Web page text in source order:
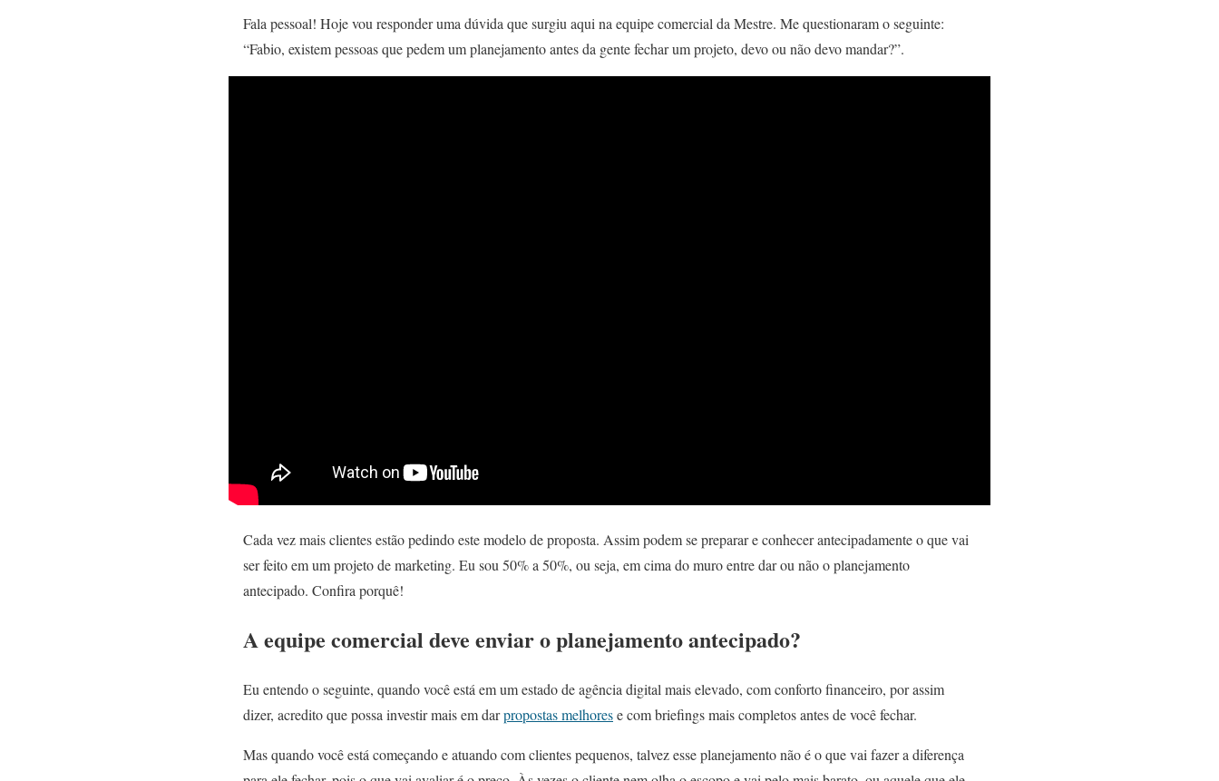
Fala pessoal! Hoje vou responder uma dúvida que surgiu aqui na equipe comercial da Mestre. Me questionaram o seguinte:
“Fabio, existem pessoas que pedem um planejamento antes da gente fechar um projeto, devo ou não devo mandar?”.
Cada vez mais clientes estão pedindo este modelo de proposta. Assim podem se preparar e conhecer antecipadamente o que vai
ser feito em um projeto de marketing. Eu sou 50% a 50%, ou seja, em cima do muro entre dar ou não o planejamento
antecipado. Confira porquê!
A equipe comercial deve enviar o planejamento antecipado?
Eu entendo o seguinte, quando você está em um estado de agência digital mais elevado, com conforto financeiro, por assim
dizer, acredito que possa investir mais em darpropostas melhorese com briefings mais completos antes de você fechar.
Mas quando você está começando e atuando com clientes pequenos, talvez esse planejamento não é o que vai fazer a diferença